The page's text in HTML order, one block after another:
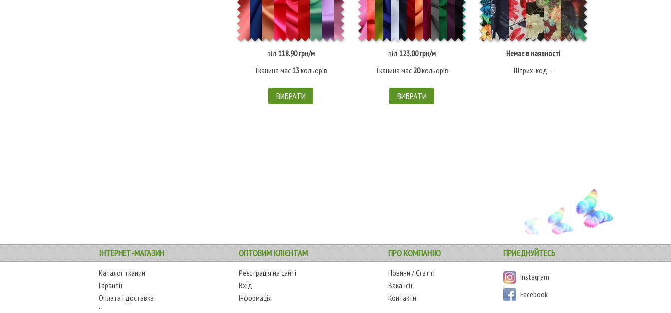
від 118.90 грн/м
Тканина має13кольорів
ВИБРАТИ
від 123.00 грн/м
Тканина має 20кольорів
ВИБРАТИ
Немає в наявності
Штрих-код: -
ІНТЕРНЕТ-МАГАЗИН ОПТОВИМ КЛІЄНТАМ ПРО КОМПАНІЮ ПРИЄДНУЙТЕСЬ
Каталог тканин
Гарантії
Оплата і доставка
Повернення товару
Реєстрація на сайті
Вхід
Інформація
Новини /Статті
Вакансії
Контакти
Instagram
Facebook